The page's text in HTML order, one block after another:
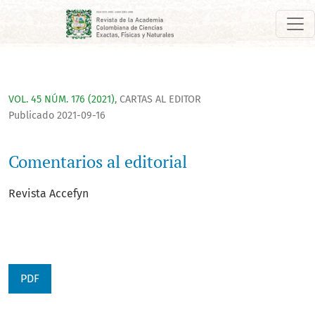
Comentarios al editorial
VOL. 45 NÚM. 176 (2021), CARTAS AL EDITOR
Comentarios al editorial
Publicado 2021-09-16
Revista Accefyn
PDF